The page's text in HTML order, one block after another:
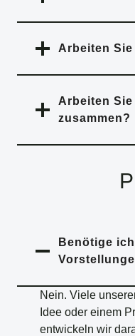
Arbeiten
Arbeiten
zusammen?
Benötige
Nein. Viele
Idee oder einem
entwickeln wir